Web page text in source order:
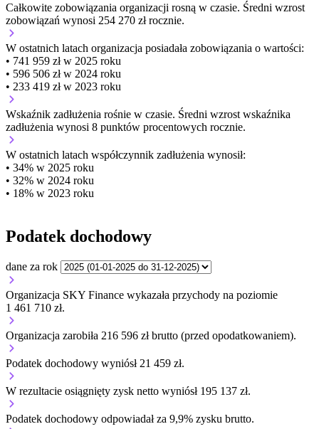
Całkowite zobowiązania organizacji rosną w czasie. Średni wzrost
zobowiązań wynosi 254 270 zł rocznie.
W ostatnich latach organizacja posiadała zobowiązania o wartości:
• 741 959 zł w 2025 roku
• 596 506 zł w 2024 roku
• 233 419 zł w 2023 roku
Wskaźnik zadłużenia rośnie w czasie. Średni wzrost wskaźnika
zadłużenia wynosi 8 punktów procentowych rocznie.
W ostatnich latach współczynnik zadłużenia wynosił:
• 34% w 2025 roku
• 32% w 2024 roku
• 18% w 2023 roku
Podatek dochodowy
dane za rok
Organizacja SKY Finance wykazała przychody na poziomie
1 461 710 zł.
Organizacja zarobiła 216 596 zł brutto (przed opodatkowaniem).
Podatek dochodowy wyniósł 21 459 zł.
W rezultacie osiągnięty zysk netto wyniósł 195 137 zł.
Podatek dochodowy odpowiadał za 9,9% zysku brutto.